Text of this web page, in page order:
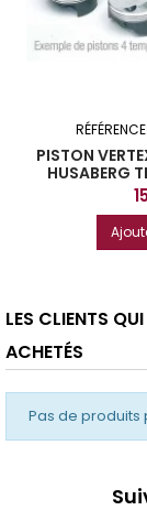
RÉFÉRENCE:
PISTON
HUSABERG
LES CLIENTS
ACHETÉS
Pas de